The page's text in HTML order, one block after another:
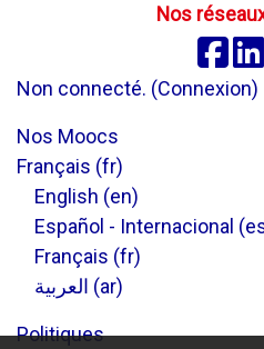
Nos
Non connecté. (Connexion)
Nos Moocs
Français ‎(fr)‎
English ‎(en)‎
Español - Internacional
Français ‎(fr)‎
العربية ‎(ar)‎
Politiques